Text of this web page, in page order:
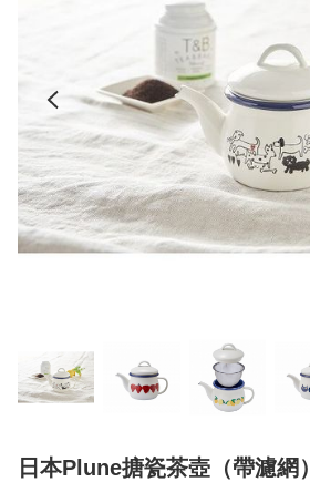
日本Plune搪瓷茶壺（帶濾網）